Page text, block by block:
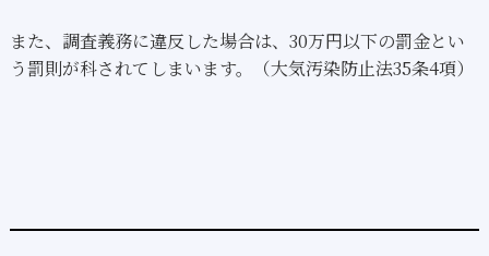
また、調査義務に違反した場合は、30万円以下の罰金とい
う罰則が科されてしまいます。（大気汚染防止法35条4項）